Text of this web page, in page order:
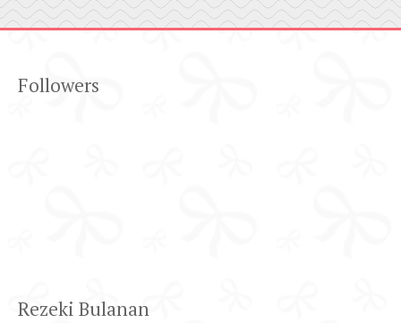
Followers
Rezeki Bulanan